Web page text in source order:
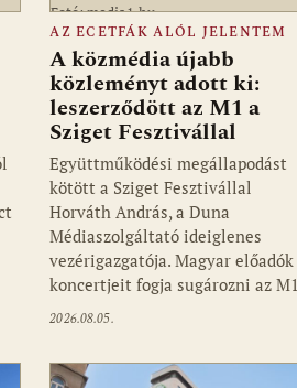
Fotó: media1.hu
AZ ECETFÁK ALÓL JELENTEM
A közmédia újabb
közleményt adott ki:
leszerződött az M1 a
Sziget Fesztivállal
Együttműködési megállapodást
kötött a Sziget Fesztivállal
Horváth András, a Duna
Médiaszolgáltató ideiglenes
vezérigazgatója. Magyar előadók
koncertjeit fogja sugározni az
2026.08.05.